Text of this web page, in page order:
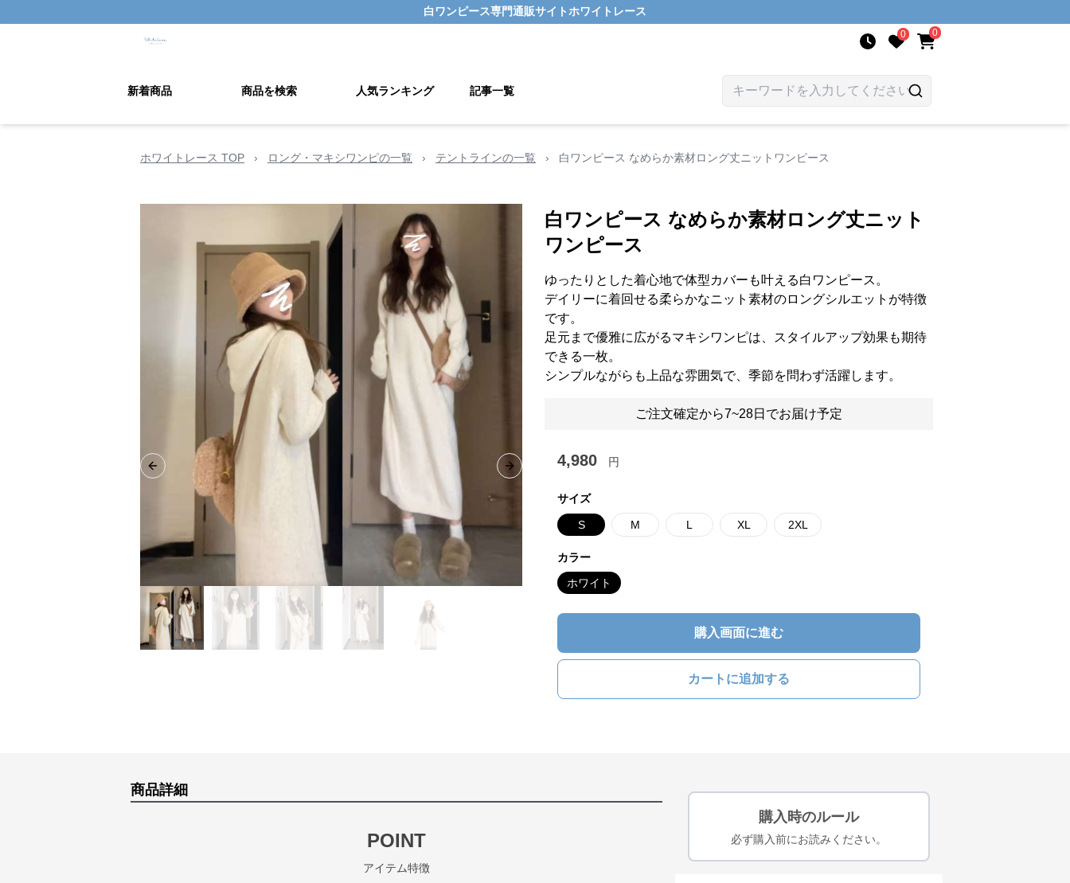
白ワンピース専門通販サイトホワイトレース
0 0
新着商品 商品を検索 人気ランキング 記事一覧
ホワイトレース TOP › ロング・マキシワンピの一覧 › テントラインの一覧 › 白ワンピース なめらか素材ロング丈ニットワンピース
Previous slide Next slide
白ワンピース なめらか素材ロング丈ニット
ワンピース
ゆったりとした着心地で体型カバーも叶える白ワンピース。
デイリーに着回せる柔らかなニット素材のロングシルエットが特徴
です。
足元まで優雅に広がるマキシワンピは、スタイルアップ効果も期待
できる一枚。
シンプルながらも上品な雰囲気で、季節を問わず活躍します。
ご注文確定から7~28日でお届け予定
4,980 円
サイズ
S M L XL 2XL
カラー
ホワイト
購入画面に進む
カートに追加する
商品詳細
POINT
アイテム特徴
購入時のルール
必ず購入前にお読みください。